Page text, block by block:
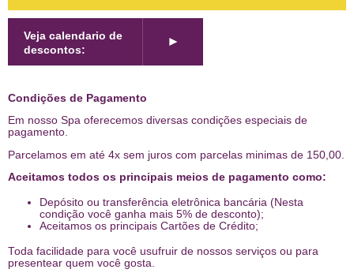
Veja calendario de
descontos:
►
Condições de Pagamento
Em nosso Spa oferecemos diversas condições especiais de
pagamento.
Parcelamos em até 4x sem juros com parcelas minimas de 150,00.
Aceitamos todos os principais meios de pagamento como:
Depósito ou transferência eletrônica bancária (Nesta
condição você ganha mais 5% de desconto);
Aceitamos os principais Cartões de Crédito;
Toda facilidade para você usufruir de nossos serviços ou para
presentear quem você gosta.